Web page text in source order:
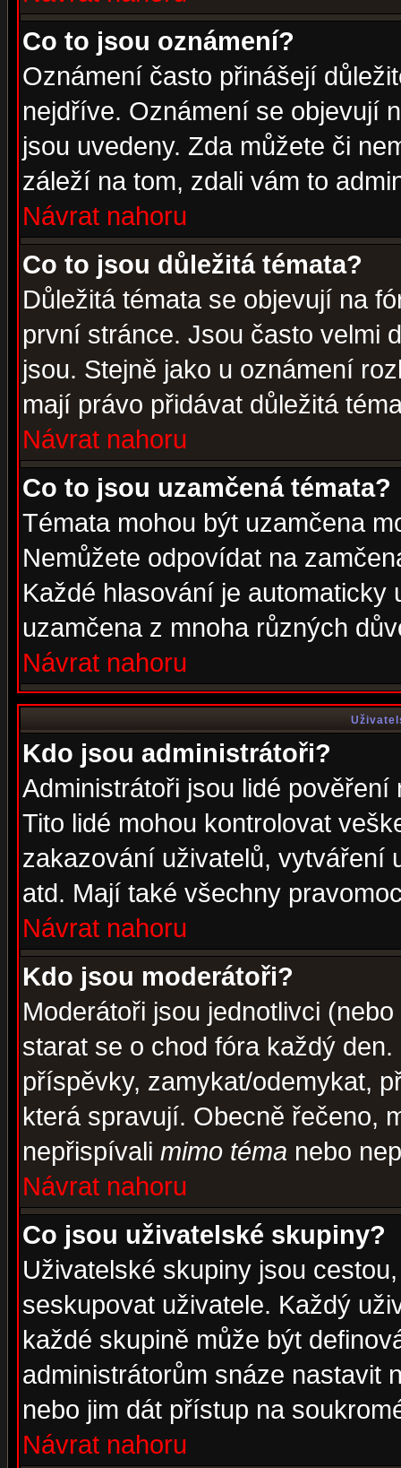
Co to jsou oznámení?
Oznámení často přinášejí
nejdříve. Oznámení se objevují
jsou uvedeny. Zda můžete či
záleží na tom, zdali vám to
Návrat nahoru
Co to jsou důležitá témata?
Důležitá témata se objevují na
první stránce. Jsou často velmi
jsou. Stejně jako u oznámení
mají právo přidávat důležitá
Návrat nahoru
Co to jsou uzamčená témata?
Témata mohou být uzamčena
Nemůžete odpovídat na
Každé hlasování je automaticky
uzamčena z mnoha různých
Návrat nahoru
Kdo jsou administrátoři?
Administrátoři jsou lidé
Tito lidé mohou kontrolovat
zakazování uživatelů, vytváření
atd. Mají také všechny
Návrat nahoru
Kdo jsou moderátoři?
Moderátoři jsou jednotlivci
starat se o chod fóra každý
příspěvky, zamykat/odemykat,
která spravují. Obecně řečeno,
nepřispívali mimo téma nebo
Návrat nahoru
Co jsou uživatelské skupiny?
Uživatelské skupiny jsou
seskupovat uživatele. Každý
každé skupině může být
administrátorům snáze nastavit
nebo jim dát přístup na
Návrat nahoru